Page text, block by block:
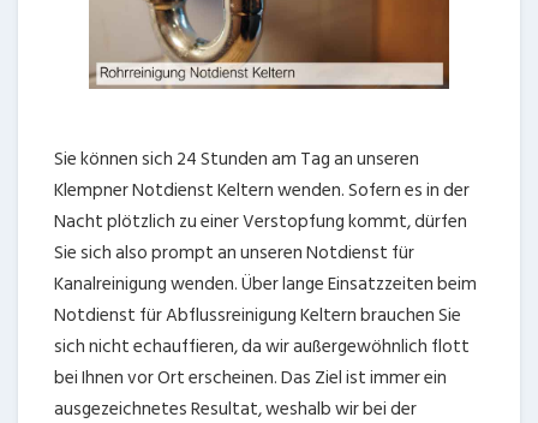
Sie können sich 24 Stunden am Tag an unseren
Klempner Notdienst Keltern wenden. Sofern es in der
Nacht plötzlich zu einer Verstopfung kommt, dürfen
Sie sich also prompt an unseren Notdienst für
Kanalreinigung wenden. Über lange Einsatzzeiten beim
Notdienst für Abflussreinigung Keltern brauchen Sie
sich nicht echauffieren, da wir außergewöhnlich flott
bei Ihnen vor Ort erscheinen. Das Ziel ist immer ein
ausgezeichnetes Resultat, weshalb wir bei der